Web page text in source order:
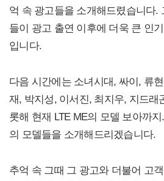
억 속 광고들을 소개해드렸습니다.
들이 광고 출연 이후에 더욱 큰 인
입니다.
다음 시간에는 소녀시대, 싸이, 류
재, 박지성, 이서진, 최지우, 지드래
롯해 현재 LTE ME의 모델 보아까
의 모델들을 소개해드리겠습니다.
추억 속 그때 그 광고와 더불어 고